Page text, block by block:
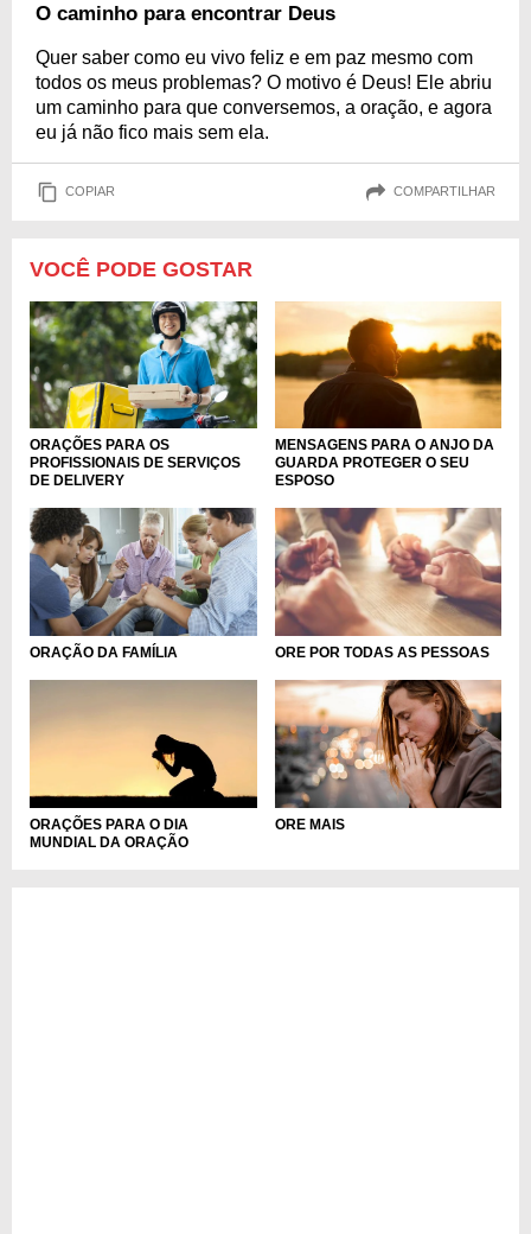
O caminho para encontrar Deus
Quer saber como eu vivo feliz e em paz mesmo com
todos os meus problemas? O motivo é Deus! Ele abriu
um caminho para que conversemos, a oração, e agora
eu já não fico mais sem ela.
COPIAR COMPARTILHAR
VOCÊ PODE GOSTAR
ORAÇÕES PARA OS
PROFISSIONAIS DE SERVIÇOS
DE DELIVERY
MENSAGENS PARA O ANJO DA
GUARDA PROTEGER O SEU
ESPOSO
ORAÇÃO DA FAMÍLIA ORE POR TODAS AS PESSOAS
ORAÇÕES PARA O DIA
MUNDIAL DA ORAÇÃO
ORE MAIS